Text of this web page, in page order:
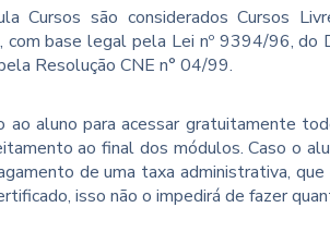
Cursos são considerados Cursos
com base legal pela Lei nº 9394/96, do
Resolução CNE n° 04/99.
aluno para acessar gratuitamente
ao final dos módulos. Caso o
de uma taxa administrativa,
isso não o impedirá de fazer